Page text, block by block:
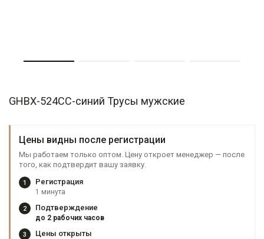
GHBX-524CC-синий Трусы мужские
Цены видны после регистрации
Мы работаем только оптом. Цену откроет менеджер — после
того, как подтвердит вашу заявку.
1 Регистрация
1 минута
2 Подтверждение
до 2 рабочих часов
3 Цены открыты